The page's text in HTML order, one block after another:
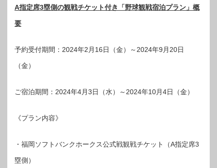
A指定席3塁側の観戦チケット付き「野球観戦宿泊プラン」概
要
予約受付期間：2024年2月16日（金）～2024年9月20日
（金）
ご宿泊期間：2024年4月3日（水）～2024年10月4日（金）
《プラン内容》
・福岡ソフトバンクホークス公式戦観戦チケット（A指定席3
塁側）